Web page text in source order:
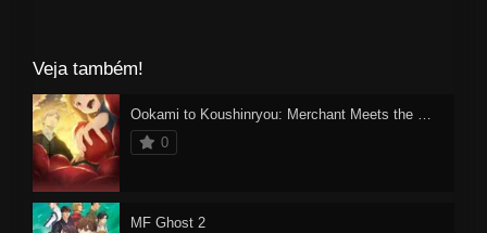
Veja também!
Ookami to Koushinryou: Merchant Meets the Wise Wolf
0
MF Ghost 2